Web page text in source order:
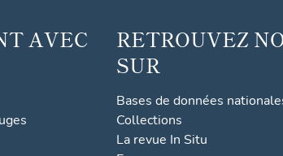
AVEC
RETROUVEZ
SUR
Bases de données
Collections
La revue In Situ